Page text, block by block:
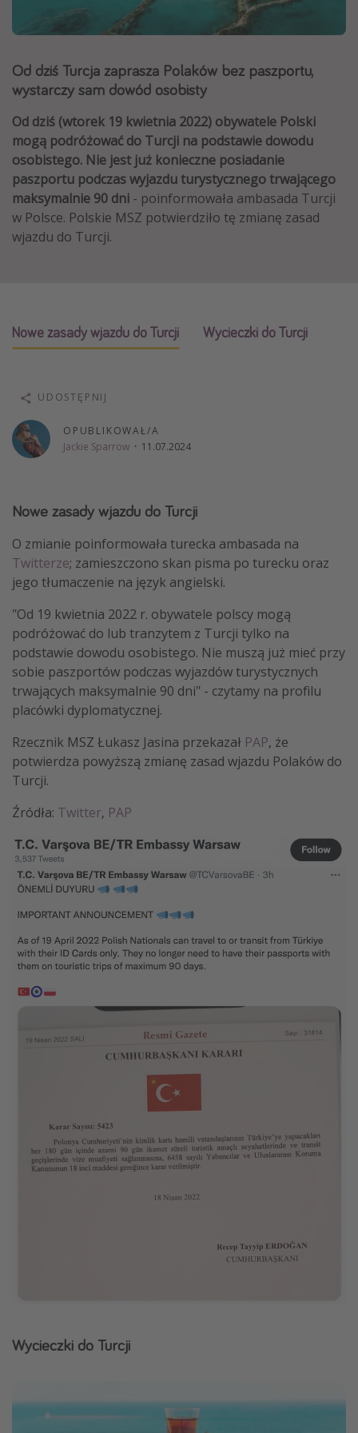
Polska
Malediwy
Azja Południowo-Wschodnia
Tajlandia
Wszystkie kierunki
Rodzaj wyjazdu
Wakacje z dziećmi
Noclegi z prywatnym jacuzzi w pokoju/na tarasie
City Break
Hotele SPA i wellness
Sylwester za granicą
Wyjazdy na Majówkę
Więcej tematów
Newsy, ciekawostki, porady podróżnicze
Najlepsze aplikacje podróżnicze
Kalendarz podróży
Od dziś Turcja zaprasza Polaków bez paszportu,
wystarczy sam dowód osobisty
Od dziś (wtorek 19 kwietnia 2022) obywatele Polski
mogą podróżować do Turcji na podstawie dowodu
osobistego. Nie jest już konieczne posiadanie
paszportu podczas wyjazdu turystycznego trwającego
maksymalnie 90 dni - poinformowała ambasada Turcji
w Polsce. Polskie MSZ potwierdziło tę zmianę zasad
wjazdu do Turcji.
Nowe zasady wjazdu do Turcji Wycieczki do Turcji
OPUBLIKOWAŁ/A
Jackie Sparrow · 11.07.2024
UDOSTĘPNIJ
Nowe zasady wjazdu do Turcji
O zmianie poinformowała turecka ambasada na
Twitterze; zamieszczono skan pisma po turecku oraz
jego tłumaczenie na język angielski.
"Od 19 kwietnia 2022 r. obywatele polscy mogą
podróżować do lub tranzytem z Turcji tylko na
podstawie dowodu osobistego. Nie muszą już mieć przy
sobie paszportów podczas wyjazdów turystycznych
trwających maksymalnie 90 dni" - czytamy na profilu
placówki dyplomatycznej.
Rzecznik MSZ Łukasz Jasina przekazał PAP, że
potwierdza powyższą zmianę zasad wjazdu Polaków do
Turcji.
Źródła: Twitter, PAP
Wycieczki do Turcji